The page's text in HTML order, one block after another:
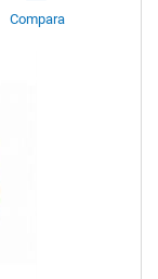
Compara